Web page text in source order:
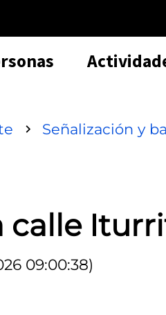
Señalización y
calle
09:00:38)